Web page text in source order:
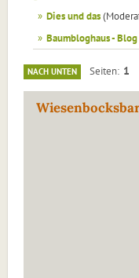
» Dies und das
» Baumbloghaus -
NACH UNTEN Seiten 1